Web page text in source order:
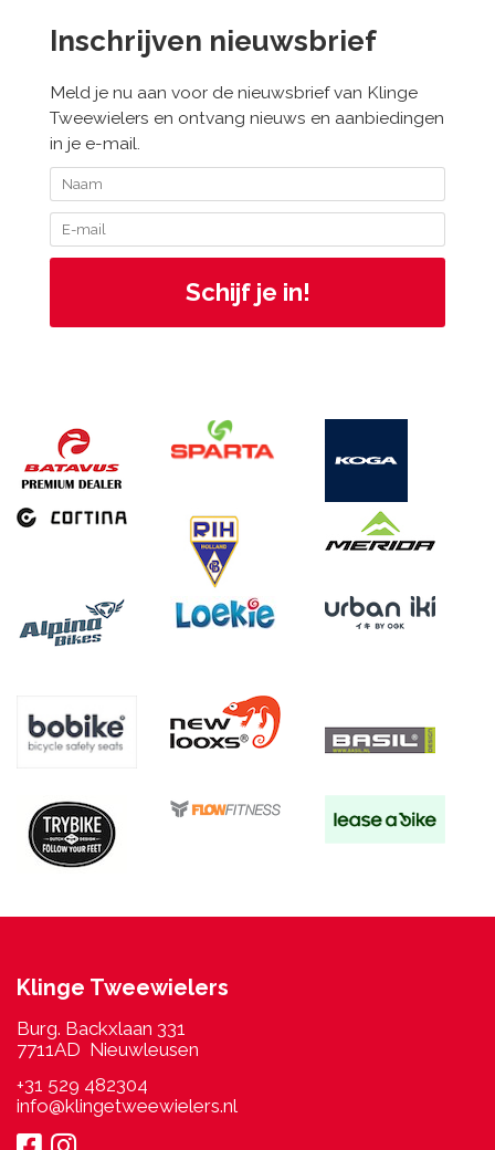
Inschrijven nieuwsbrief
Meld je nu aan voor de nieuwsbrief van Klinge
Tweewielers en ontvang nieuws en aanbiedingen
in je e-mail.
Klinge Tweewielers
Burg. Backxlaan 331
7711AD Nieuwleusen
+31 529 482304
info@klingetweewielers.nl